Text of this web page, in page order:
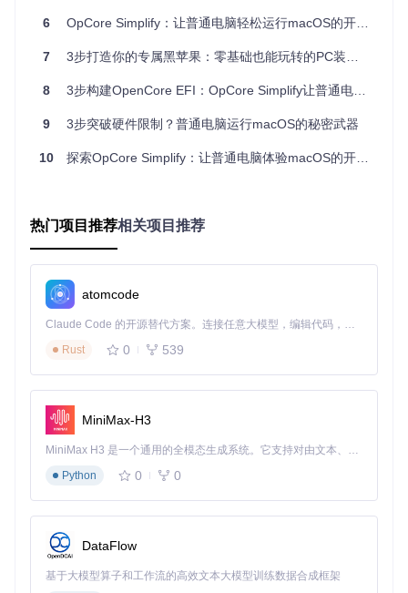
脚本功能说明：setup.sh会自动处理系统软件包更新、QEMU
关键步骤，全程无需人工干预。
完成部署后，使用以下命令启动macOS虚拟机：
首次启动注意事项
准备，可能需要较长时间，请耐心等待。启动成功后，您将看
用。
技术原理：虚拟化架构的创新实现
该项目基于QEMU虚拟化技术和KVM硬件加速构建，通过以下
核心组件实现macOS的跨平台运行：
QEMU：提供完整的硬件模拟功能，能够虚拟出macOS运
KVM：利用CPU硬件虚拟化技术，大幅提升虚拟机运行性
能
OpenCore：作为引导程序，模拟苹果硬件环境，使macO
S能够在非苹果设备上正常启动
6 OpCore Simplify：让普通电脑轻松运行macOS的开源配置工具，3个鲜为人知的效率技巧
7 3步打造你的专属黑苹果：零基础也能玩转的PC装苹果系统方案
8 3步构建OpenCore EFI：OpCore Simplify让普通电脑运行macOS不再复杂
9 3步突破硬件限制？普通电脑运行macOS的秘密武器
10 探索OpCore Simplify：让普通电脑体验macOS的开源工具
热门项目推荐相关项目推荐
atomcode
Claude Code 的开源替代方案。连接任意大模型，编辑代码，运行命令，自动验证 — 全自动执行。用 Rust 构建，极致性能。 ｜ An open-source alternative to Claude Code. Connect any LLM, edit code, run commands, and verify changes — autonomously. Built in Rust for speed. Get Started
Rust
0 539
MiniMax-H3
MiniMax H3 是一个通用的全模态生成系统。它支持对由文本、图像、视频和音频组成的多模态上下文进行统一理解，并能生成分辨率高达 2K、时长可达 15 秒的带原生立体声音频的视频。得益于面向任务泛化的系统设计，H3 在预训练阶段就已具备广泛的多模态上下文理解与生成能力，能够出色地执行复杂的多模态指令。
Python
0 0
DataFlow
基于大模型算子和工作流的高效文本大模型训练数据合成框架